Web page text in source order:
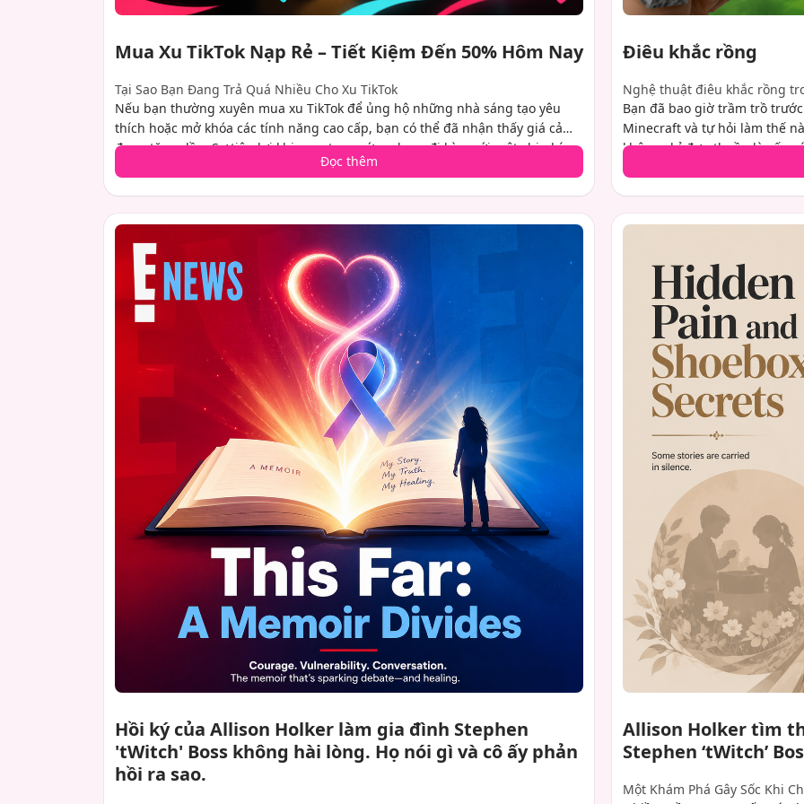
Mua Xu TikTok Nạp Rẻ – Tiết Kiệm Đến 50% Hôm Nay
Tại Sao Bạn Đang Trả Quá Nhiều Cho Xu TikTok
Nếu bạn thường xuyên mua xu TikTok để ủng hộ những nhà sáng tạo yêu
thích hoặc mở khóa các tính năng cao cấp, bạn có thể đã nhận thấy giá cả
đang tăng dần. Sự tiện lợi khi mua trong ứng dụng đi kèm với một chi phí
ẩn: phí dịch vụ bên thứ ba do Apple và Google tính. Các khoản phí này có thể
hưởng các gói xu tương tự. Trong hướng dẫn này, chúng tôi sẽ chỉ cho bạn
chính xác cách mua xu TikTok nạp rẻ, với khả năng tiết kiệm lên đến 50%.
Đọc thêm
Điêu khắc rồng
Nghệ thuật điêu khắc rồng
Bạn đã bao giờ trầm trồ
Minecraft và tự hỏi làm thế
không chỉ đơn thuần là xếp
duy không gian và con mắt
kiệt tác thần thoại của riêng
Hồi ký của Allison Holker làm gia đình Stephen
'tWitch' Boss không hài lòng. Họ nói gì và cô ấy phản
hồi ra sao.
Allison Holker tìm
Stephen ‘tWitch’
Một Khám Phá Gây Sốc Khi